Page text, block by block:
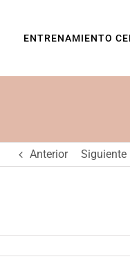
ENTRENAMIENTO
Anterior Siguiente